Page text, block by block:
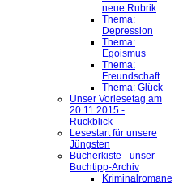
neue Rubrik
Thema:
Depression
Thema:
Egoismus
Thema:
Freundschaft
Thema: Glück
Unser Vorlesetag am
20.11.2015 -
Rückblick
Lesestart für unsere
Jüngsten
Bücherkiste - unser
Buchtipp-Archiv
Kriminalromane